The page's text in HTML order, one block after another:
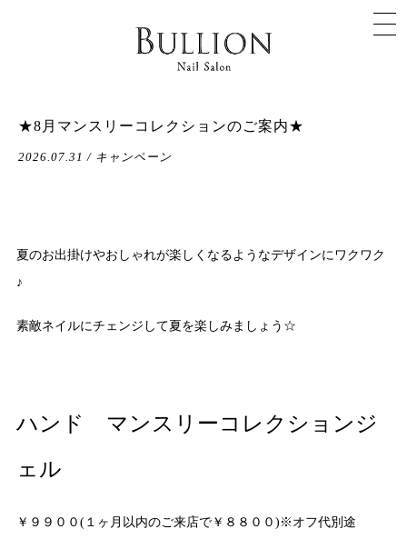
★8月マンスリーコレクションのご案内★
2026.07.31 / キャンペーン
夏のお出掛けやおしゃれが楽しくなるようなデザインにワクワク
♪
素敵ネイルにチェンジして夏を楽しみましょう☆
ハンド マンスリーコレクションジ
ェル
￥９９００(１ヶ月以内のご来店で￥８８００)※オフ代別途